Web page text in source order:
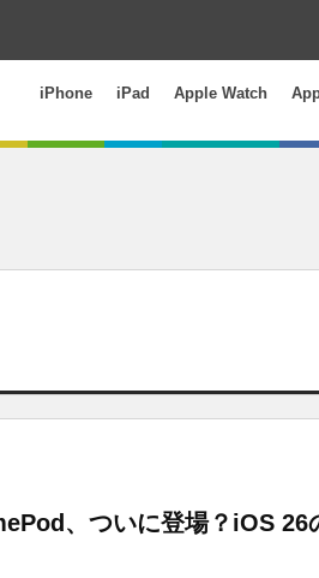
iPhone iPad Apple Watch
、ついに登場？iOS 26